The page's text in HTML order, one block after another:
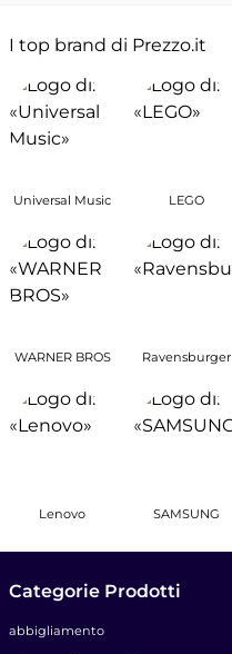
I top brand di Prezzo.it
Universal Music LEGO
WARNER BROS Ravensburger
Lenovo SAMSUNG
Categorie Prodotti
abbigliamento